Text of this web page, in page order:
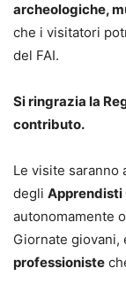
archeologiche,
che i visitatori
del FAI.
Si ringrazia la
contributo.
Le visite saranno
degli Apprendisti
autonomamente
Giornate giovani,
professioniste